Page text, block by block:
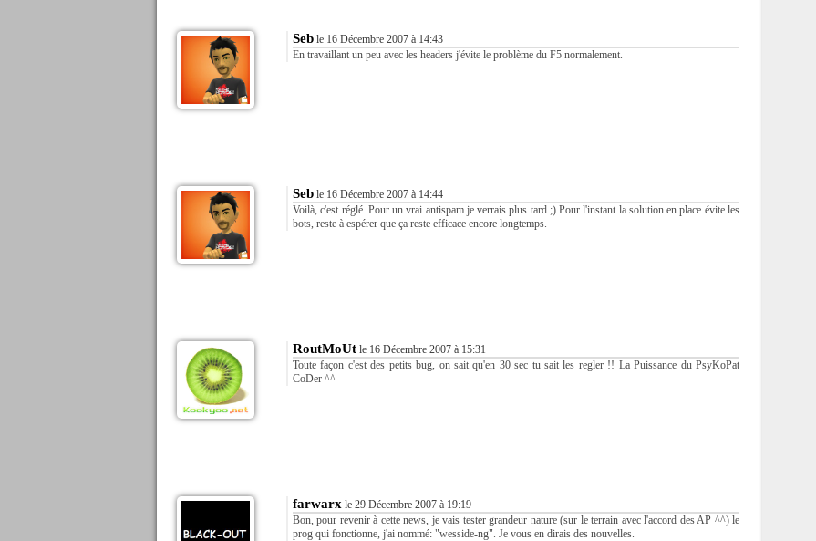
Seb le 16 Décembre 2007 à 14:43
En travaillant un peu avec les headers j'évite le problème du F5 normalement.
Seb le 16 Décembre 2007 à 14:44
Voilà, c'est réglé. Pour un vrai antispam je verrais plus tard ;) Pour l'instant la solution en place évite les
bots, reste à espérer que ça reste efficace encore longtemps.
RoutMoUt le 16 Décembre 2007 à 15:31
Toute façon c'est des petits bug, on sait qu'en 30 sec tu sait les regler !! La Puissance du PsyKoPat
CoDer ^^
farwarx le 29 Décembre 2007 à 19:19
Bon, pour revenir à cette news, je vais tester grandeur nature (sur le terrain avec l'accord des AP ^^) le
prog qui fonctionne, j'ai nommé: "wesside-ng". Je vous en dirais des nouvelles.